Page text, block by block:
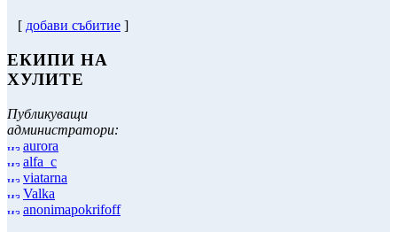
[ добави събитие ]
ЕКИПИ НА
ХУЛИТЕ
Публикуващи
администратори:
aurora
alfa_c
viatarna
Valka
anonimapokrifoff